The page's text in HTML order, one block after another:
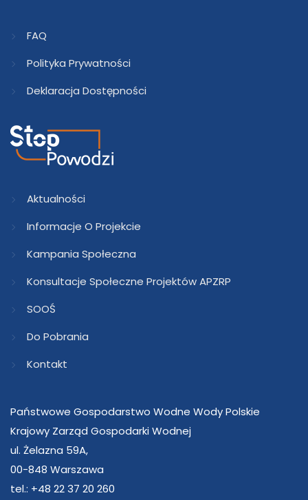
FAQ
Polityka Prywatności
Deklaracja Dostępności
Aktualności
Informacje O Projekcie
Kampania Społeczna
Konsultacje Społeczne Projektów APZRP
SOOŚ
Do Pobrania
Kontakt
Państwowe Gospodarstwo Wodne Wody Polskie
Krajowy Zarząd Gospodarki Wodnej
ul. Żelazna 59A,
00-848 Warszawa
tel.: +48 22 37 20 260